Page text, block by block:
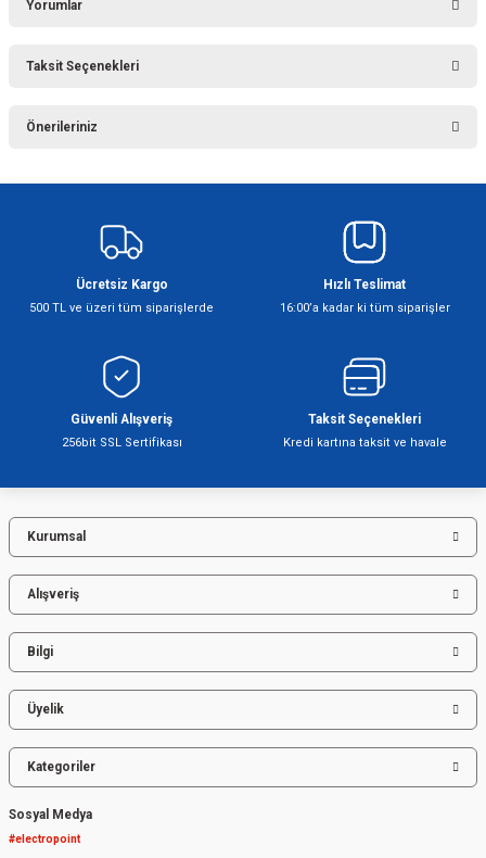
Yorumlar
Taksit Seçenekleri
Önerileriniz
Görüş ve önerileriniz için teşekkür ederiz.
Ürün resmi kalitesiz, bozuk veya görüntülenemiyor.
Ürün bilgilerinde hatalar bulunuyor.
Ürün fiyatı diğer sitelerden daha pahalı.
Bu ürüne benzer farklı alternatifler olmalı.
Gönder
Ücretsiz Kargo
500 TL ve üzeri tüm siparişlerde
Hızlı Teslimat
16:00’a kadar ki tüm siparişler
Güvenli Alışveriş
256bit SSL Sertifikası
Taksit Seçenekleri
Kredi kartına taksit ve havale
Kurumsal
Alışveriş
Bilgi
Üyelik
Kategoriler
Sosyal Medya
#electropoint